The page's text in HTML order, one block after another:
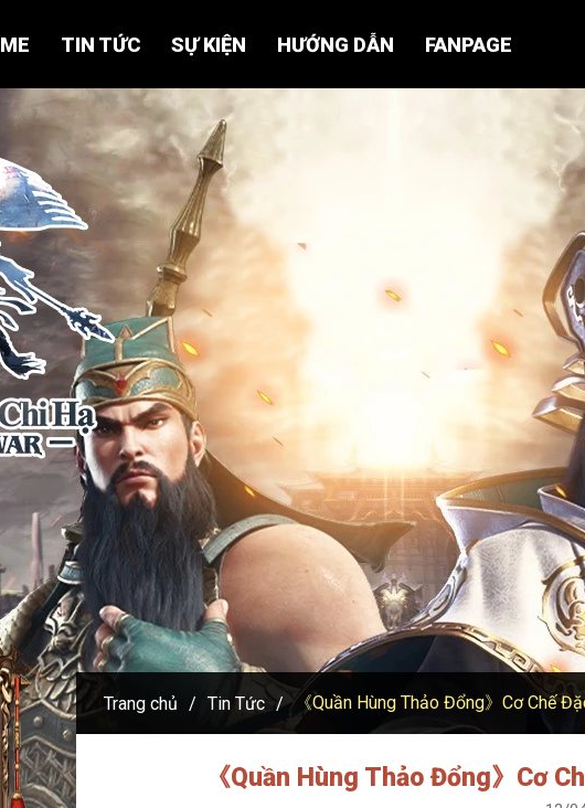
TIN TỨC SỰ KIỆN HƯỚNG DẪN FANPAGE
Trang chủ Tin Tức 《Quần Hùng Thảo Đổng》Cơ Chế
《Quần Hùng Thảo Đổng》Cơ